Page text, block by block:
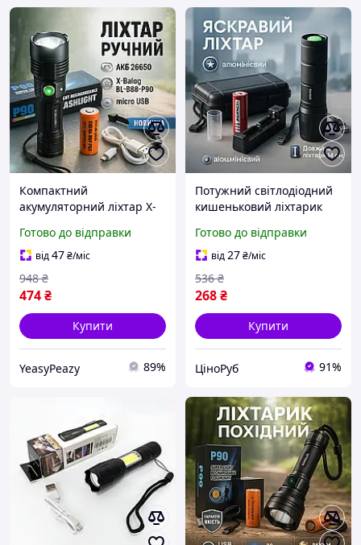
Компактний
акумуляторний ліхтар X-
зарядкою для дому,
Ліхтарик police оригінал
GL-59
Готово до відправки
від47₴/міс
474₴
948 ₴
Купити
YeasyPeazy 89%
Потужний світлодіодний
кишеньковий ліхтарик
зарядкою від розетки XD-
93
Готово до відправки
від27₴/міс
268₴
536 ₴
Купити
ЦіноРуб 91%